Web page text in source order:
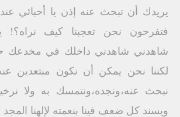
يريدك أن تبحث عنه إذن يا أحبائي
فتفرحون نحن تعجبنا كيف نراه؟!
شاهدني شاهدني داخلك في مخدعك
لكننا نحن يمكن أن نكون مبتعدين
نبحث عنه،ونجده،ونتمسك به ولا
ويسند كل ضعف فينا بنعمته لإلهنا المجد